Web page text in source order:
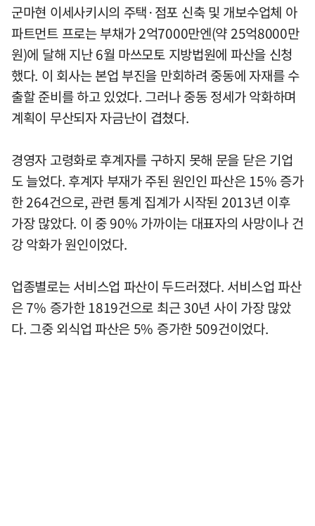
군마현 이세사키시의 주택·점포 신축 및 개보수업체 아
파트먼트 프로는 부채가 2억7000만엔(약 25억8000만
원)에 달해 지난 6월 마쓰모토 지방법원에 파산을 신청
했다. 이 회사는 본업 부진을 만회하려 중동에 자재를 수
출할 준비를 하고 있었다. 그러나 중동 정세가 악화하며
계획이 무산되자 자금난이 겹쳤다.
경영자 고령화로 후계자를 구하지 못해 문을 닫은 기업
도 늘었다. 후계자 부재가 주된 원인인 파산은 15% 증가
한 264건으로, 관련 통계 집계가 시작된 2013년 이후
가장 많았다. 이 중 90% 가까이는 대표자의 사망이나 건
강 악화가 원인이었다.
업종별로는 서비스업 파산이 두드러졌다. 서비스업 파산
은 7% 증가한 1819건으로 최근 30년 사이 가장 많았
다. 그중 외식업 파산은 5% 증가한 509건이었다.